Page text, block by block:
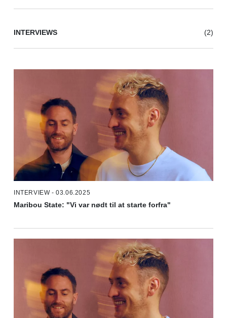
INTERVIEWS (2)
INTERVIEW - 03.06.2025
Maribou State: "Vi var nødt til at starte forfra"